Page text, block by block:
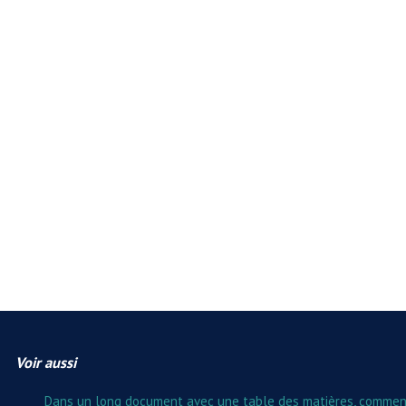
Voir aussi
Dans un long document avec une table des matières,